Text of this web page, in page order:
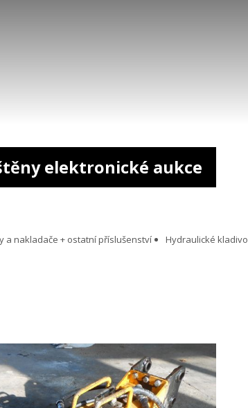
elektronické aukce
a nakladače + ostatní příslušenství Hydraulické kladivo